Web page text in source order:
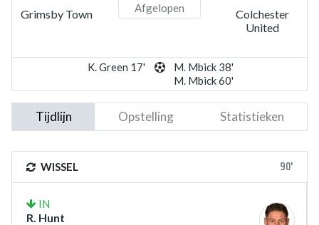
Grimsby Town Afgelopen
Colchester
United
K. Green 17'
M. Mbick 38'
M. Mbick 60'
Tijdlijn Opstelling Statistieken
WISSEL 90'
IN
R. Hunt